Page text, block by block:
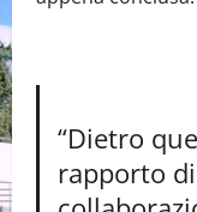
“Dietro
rapporto